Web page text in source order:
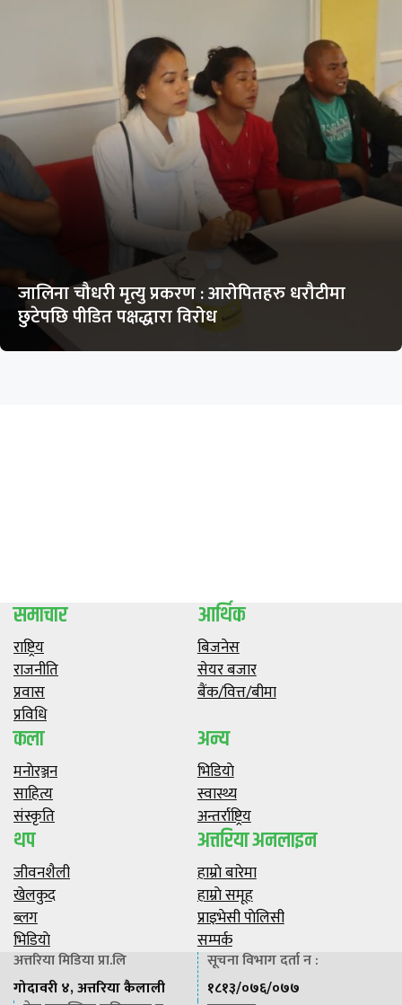
जालिना चौधरी मृत्यु प्रकरण : आरोपितहरु धरौटीमा
छुटेपछि पीडित पक्षद्धारा विरोध
समाचार
राष्ट्रिय
राजनीति
प्रवास
प्रविधि
आर्थिक
बिजनेस
सेयर बजार
बैंक/वित्त/बीमा
कला
मनाेरञ्जन
साहित्य
संस्कृति
अन्य
भिडियाे
स्वास्थ्य
अन्तर्राष्ट्रिय
थप
जीवनशैली
खेलकुद
ब्लग
भिडियाे
अत्तरिया अनलाइन
हाम्राे बारेमा
हाम्राे समूह
प्राइभेसी पाेलिसी
सम्पर्क
अत्तरिया मिडिया प्रा.लि
गोदावरी ४, अत्तरिया कैलाली
सूचना विभाग दर्ता न :
१८१३/०७६/०७७